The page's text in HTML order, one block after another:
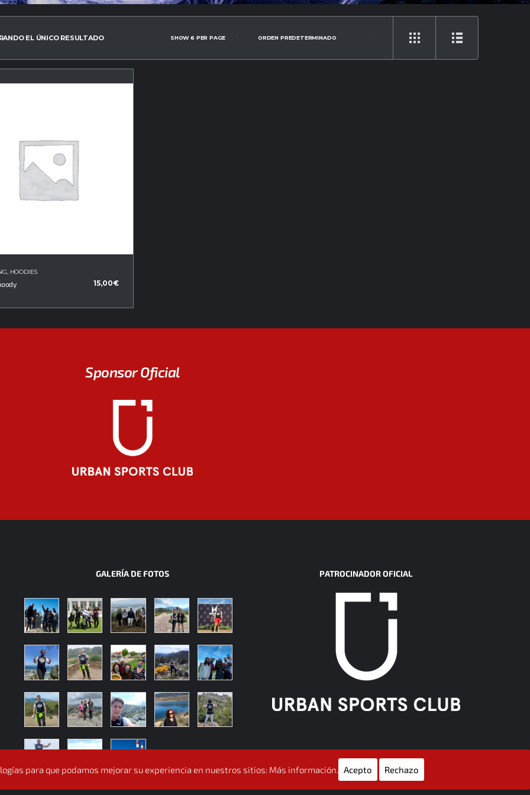
EL ÚNICO RESULTADO
, HOODIES
15,00€
Sponsor Oficial
GALERÍA DE FOTOS PATROCINADOR OFICIAL
para que podamos mejorar su experiencia en nuestros sitios: Más información. Acepto Rechazo